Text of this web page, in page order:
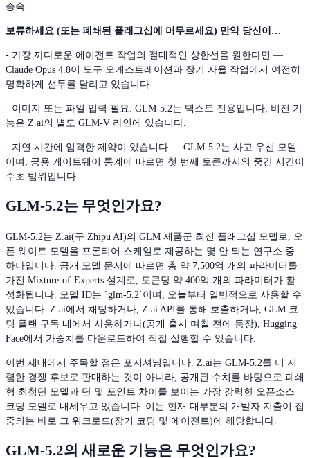
종속
보류하세요 (또는 폐쇄된 플래그십에 머무르세요) 만약 당신이…
- 가장 까다로운 에이전트 작업의 절대적인 상한선을 원한다면 —
Claude Opus 4.8이 도구 오케스트레이션과 장기 자율 작업에서 여전히
명확하게 선두를 달리고 있습니다.
- 이미지 또는 파일 입력 필요: GLM-5.2는 텍스트 전용입니다; 비전 기
능은 Z.ai의 별도 GLM-V 라인에 있습니다.
- 지연 시간에 엄격한 제약이 있습니다 — GLM-5.2는 사고 우선 모델
이며, 공용 게이트웨이 통계에 따르면 첫 번째 토큰까지의 중간 시간이
수초 범위입니다.
GLM-5.2는 무엇인가요?
GLM-5.2는 Z.ai(구 Zhipu AI)의 GLM 제품군 최신 플래그십 모델로, 오
픈 웨이트 모델을 프론티어 스케일로 제공하는 몇 안 되는 연구소 중
하나입니다. 공개 모델 문서에 따르면 총 약 7,500억 개의 파라미터를
가진 Mixture-of-Experts 설계로, 토큰당 약 400억 개의 파라미터가 활
성화됩니다. 모델 ID는 `glm-5.2`이며, 오늘부터 일반적으로 사용할 수
있습니다: Z.ai에서 채팅하거나, Z.ai API를 통해 호출하거나, GLM 코
딩 플랜 구독 내에서 사용하거나(공개 출시 며칠 전에 등장), Hugging
Face에서 가중치를 다운로드하여 직접 실행할 수 있습니다.
이번 세대에서 주목할 점은 포지셔닝입니다. Z.ai는 GLM-5.2를 더 저
렴한 경쟁 후보로 판매하는 것이 아니라, 공개된 수치를 바탕으로 폐쇄
형 최첨단 모델과 단 몇 포인트 차이를 보이는 가장 강력한 오픈소스
코딩 모델로 내세우고 있습니다. 이는 현재 대부분의 개발자 지출이 집
중되는 바로 그 워크로드(장기 코딩 및 에이전트)에 해당합니다.
GLM-5.2의 새로운 기능은 무엇인가요?